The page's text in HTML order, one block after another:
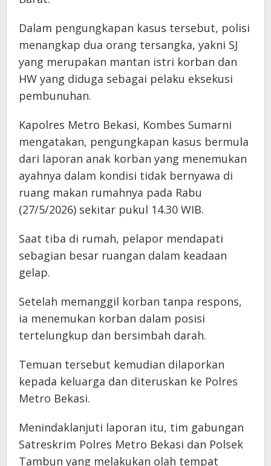
Dalam pengungkapan kasus tersebut, polisi
menangkap dua orang tersangka, yakni SJ
yang merupakan mantan istri korban dan
HW yang diduga sebagai pelaku eksekusi
pembunuhan.
Kapolres Metro Bekasi, Kombes Sumarni
mengatakan, pengungkapan kasus bermula
dari laporan anak korban yang menemukan
ayahnya dalam kondisi tidak bernyawa di
ruang makan rumahnya pada Rabu
(27/5/2026) sekitar pukul 14.30 WIB.
Saat tiba di rumah, pelapor mendapati
sebagian besar ruangan dalam keadaan
gelap.
Setelah memanggil korban tanpa respons,
ia menemukan korban dalam posisi
tertelungkup dan bersimbah darah.
Temuan tersebut kemudian dilaporkan
kepada keluarga dan diteruskan ke Polres
Metro Bekasi.
Menindaklanjuti laporan itu, tim gabungan
Satreskrim Polres Metro Bekasi dan Polsek
Tambun yang melakukan olah tempat